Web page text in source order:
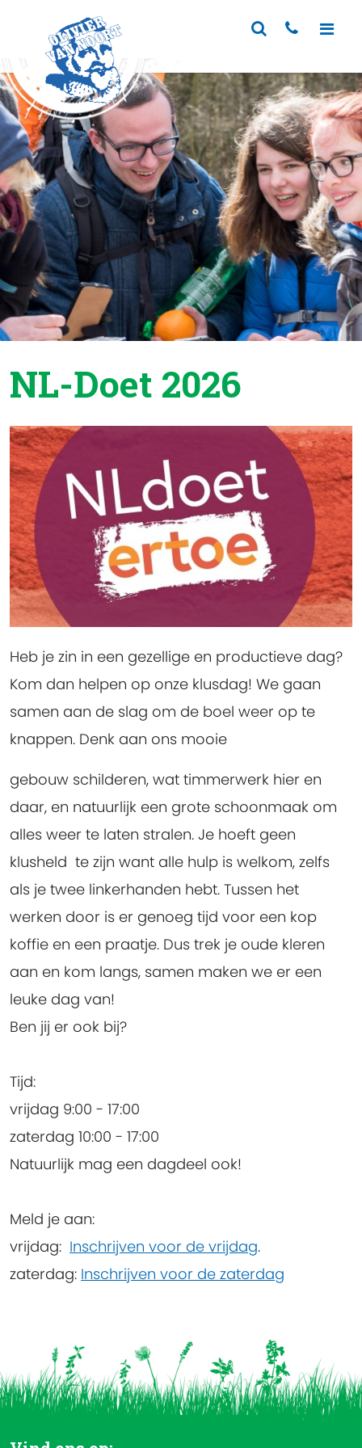
NL-Doet 2026
Heb je zin in een gezellige en productieve dag?
Kom dan helpen op onze klusdag! We gaan
samen aan de slag om de boel weer op te
knappen. Denk aan ons mooie
gebouw schilderen, wat timmerwerk hier en
daar, en natuurlijk een grote schoonmaak om
alles weer te laten stralen. Je hoeft geen
klusheld te zijn want alle hulp is welkom, zelfs
als je twee linkerhanden hebt. Tussen het
werken door is er genoeg tijd voor een kop
koffie en een praatje. Dus trek je oude kleren
aan en kom langs, samen maken we er een
leuke dag van!
Ben jij er ook bij?
Tijd:
vrijdag 9:00 - 17:00
zaterdag 10:00 - 17:00
Natuurlijk mag een dagdeel ook!
Meld je aan:
vrijdag: Inschrijven voor de vrijdag.
zaterdag: Inschrijven voor de zaterdag